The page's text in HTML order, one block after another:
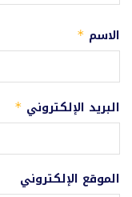
الاسم *
البريد الإلكتروني *
الموقع الإلكتروني